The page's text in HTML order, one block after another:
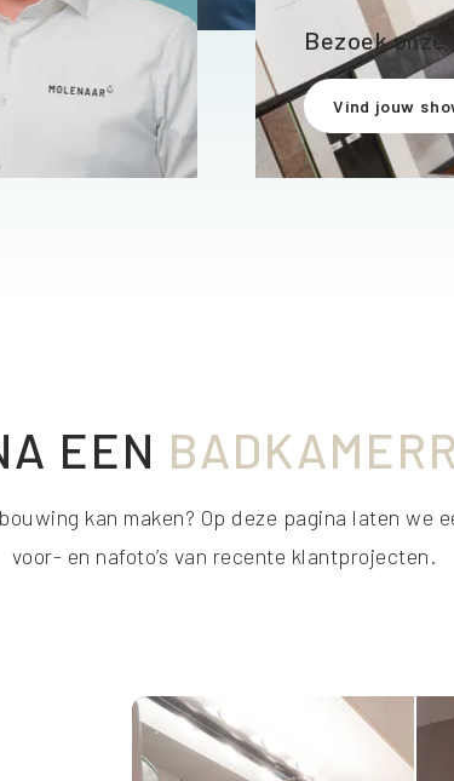
Bezoek
Vind jouw
EEN
kan maken? Op deze pagina laten
voor- en nafoto’s van recente klantprojecten.